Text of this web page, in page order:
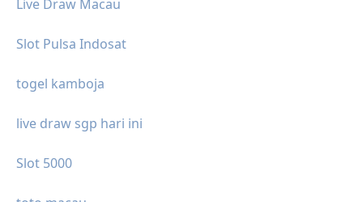
Live Draw Macau
Slot Pulsa Indosat
togel kamboja
live draw sgp hari ini
Slot 5000